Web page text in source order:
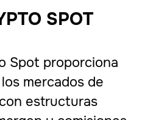
SPOT
Spot proporciona
mercados de
estructuras